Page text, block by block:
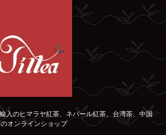
入のヒマラヤ紅茶、ネパール紅茶、台湾茶、中国
オンラインショップ